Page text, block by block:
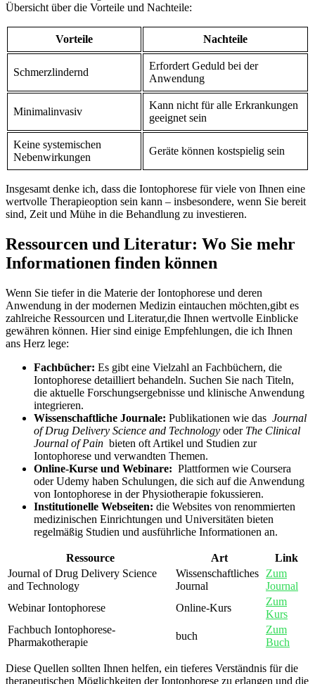
Übersicht über ⁣die​ Vorteile und Nachteile:
Vorteile Nachteile
Schmerzlindernd
Erfordert Geduld ‍bei⁢ der
Anwendung
Minimalinvasiv
Kann nicht für alle Erkrankungen
geeignet sein
Keine systemischen
Nebenwirkungen
Geräte können kostspielig⁣ sein
Insgesamt denke ich, dass ⁤die⁣ Iontophorese ​für viele von Ihnen eine
wertvolle‍ Therapieoption‌ sein⁤ kann – insbesondere, wenn Sie bereit
sind, Zeit und Mühe in die Behandlung zu investieren.
Ressourcen⁢ und ⁢Literatur:​ Wo ⁢Sie‍ mehr
Informationen‍ finden können
Wenn Sie‌ tiefer in die Materie der Iontophorese ⁤und‌ deren
Anwendung in ​der modernen Medizin eintauchen möchten,gibt ‍es
zahlreiche Ressourcen und Literatur,die Ihnen ‍wertvolle Einblicke
gewähren können. Hier sind einige Empfehlungen, die⁤ ich Ihnen
ans ‍Herz‌ lege:
Fachbücher: ⁤Es gibt eine Vielzahl‍ an​ Fachbüchern, die⁢
Iontophorese⁣ detailliert behandeln. Suchen⁣ Sie nach Titeln,
‌die aktuelle Forschungsergebnisse und ‌klinische Anwendung
integrieren.
Wissenschaftliche Journale: Publikationen‌ wie das ​ Journal
of Drug Delivery Science and Technology oder The Clinical
Journal of ⁢Pain ⁣ bieten ⁤oft Artikel und Studien zur
Iontophorese und ⁤verwandten Themen.⁣
Online-Kurse und Webinare: ​ Plattformen ‌wie Coursera
oder ⁢Udemy haben ⁤Schulungen, ⁤die sich auf die Anwendung
von Iontophorese in der Physiotherapie fokussieren.
Institutionelle Webseiten: die‌ Websites von renommierten
medizinischen⁢ Einrichtungen und‌ Universitäten‌ bieten
regelmäßig Studien und​ ausführliche Informationen ‌an.
Ressource Art
Link
Journal ​of Drug Delivery‍ Science
and Technology
Wissenschaftliches‍
Journal
Zum
Journal
Webinar Iontophorese
Online-Kurs
Zum
Kurs
Fachbuch⁣ Iontophorese-
Pharmakotherapie
buch
Zum
Buch
Diese Quellen‌ sollten Ihnen helfen, ein⁣ tieferes⁣ Verständnis für die
‌therapeutischen Möglichkeiten der Iontophorese zu erlangen und ​die